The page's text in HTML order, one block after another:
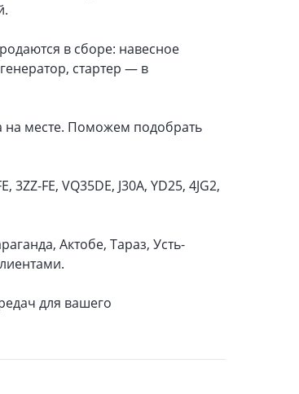
в сборе: навесное
стартер — в
на месте. Поможем подобрать
FE, VQ35DE, J30A, YD25, 4JG2,
Актобе, Тараз, Усть-
для вашего